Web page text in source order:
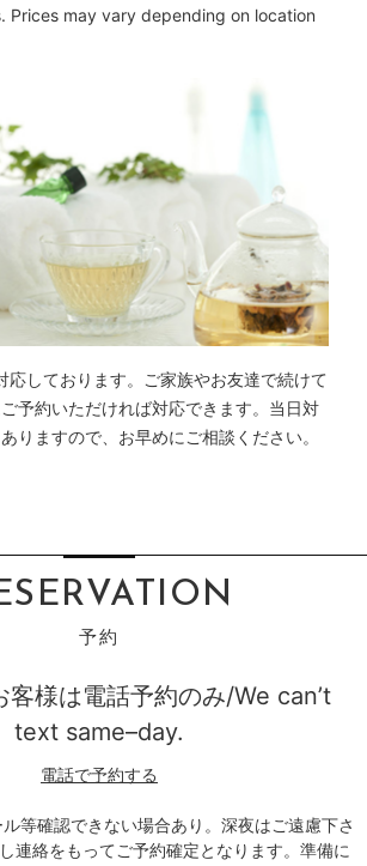
Prices may vary depending on location
応しております。ご家族やお友達で続けて
予約いただければ対応できます。当日対
りますので、お早めにご相談ください。
客様は電話予約のみ/We can’t
text same–day.
電話で予約する
等確認できない場合あり。深夜はご遠慮下さ
連絡をもってご予約確定となります。準備に